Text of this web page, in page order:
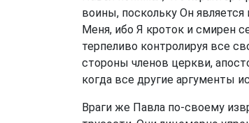
воины, поскольку Он
Меня, ибо Я кроток и смирен
терпеливо контролируя все
стороны членов церкви,
когда все другие аргументы
Враги же Павла по-своему